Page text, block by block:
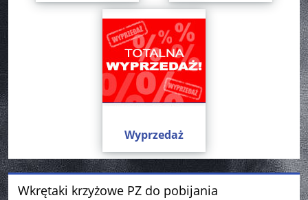
Wyprzedaż
Wkrętaki krzyżowe PZ do pobijania